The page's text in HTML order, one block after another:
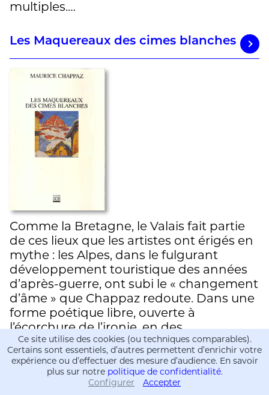
Informations
Informations
multiples.…
Les Maquereaux des cimes blanches
Comme la Bretagne, le Valais fait partie
de ces lieux que les artistes ont érigés en
mythe : les Alpes, dans le fulgurant
développement touristique des années
d’après-guerre, ont subi le « changement
d’âme » que Chappaz redoute. Dans une
forme poétique libre, ouverte à
l’écorchure de l’ironie, en des…
Ce site utilise des cookies (ou techniques comparables).
Certains sont essentiels, d’autres permettent d’enrichir votre
expérience ou d’effectuer des mesure d’audience. En savoir
plus sur notre politique de confidentialité.
Configurer
Accepter